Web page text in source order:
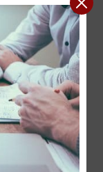
le cadenceur se
homogène,
la réunion les
s’il est prévu
tel le clocher de
fois :